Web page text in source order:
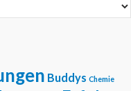
Buddys Chemie